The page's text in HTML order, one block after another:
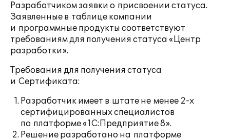
Разработчиком заявки о присвоении статуса.
Заявленные в таблице компании
и программные продукты соответствуют
требованиям для получения статуса «Центр
разработки».
Требования для получения статуса
и Сертификата:
Разработчик имеет в штате не менее 2-х
сертифицированных специалистов
по платформе «1С:Предприятие 8».
Решение разработано на платформе